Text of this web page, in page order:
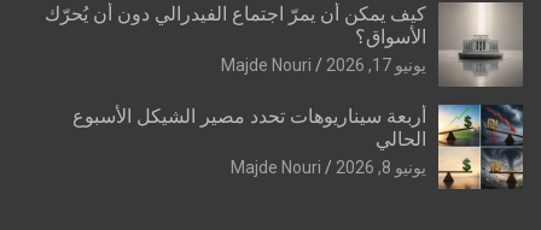
كيف يمكن أن يمرّ اجتماع الفيدرالي دون أن يُحرّك
الأسواق؟
يونيو 17, 2026 Majde Nouri
أربعة سيناريوهات تحدد مصير الشيكل الأسبوع
الحالي
يونيو 8, 2026 Majde Nouri